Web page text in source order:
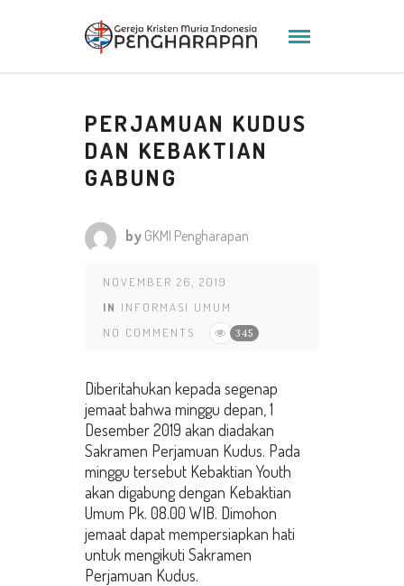
PERJAMUAN KUDUS
DAN KEBAKTIAN
GABUNG
by GKMI Pengharapan
NOVEMBER 26, 2019
IN INFORMASI UMUM
NO COMMENTS
345
Diberitahukan kepada segenap
jemaat bahwa minggu depan, 1
Desember 2019 akan diadakan
Sakramen Perjamuan Kudus. Pada
minggu tersebut Kebaktian Youth
akan digabung dengan Kebaktian
Umum Pk. 08.00 WIB. Dimohon
jemaat dapat mempersiapkan hati
untuk mengikuti Sakramen
Perjamuan Kudus.